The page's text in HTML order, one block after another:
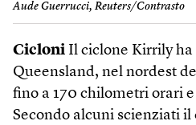
Aude Guerrucci, Reuters/Contrasto
Cicloni Il ciclone Kirrily ha
Queens­land, nel nordest
fino a 170 chilometri orari
Secondo alcuni scienziati